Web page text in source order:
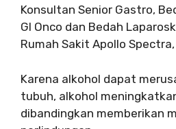
Konsultan Senior Gastro,
GI Onco dan Bedah
Rumah Sakit Apollo Spectra,
Karena alkohol dapat
tubuh, alkohol
dibandingkan memberikan